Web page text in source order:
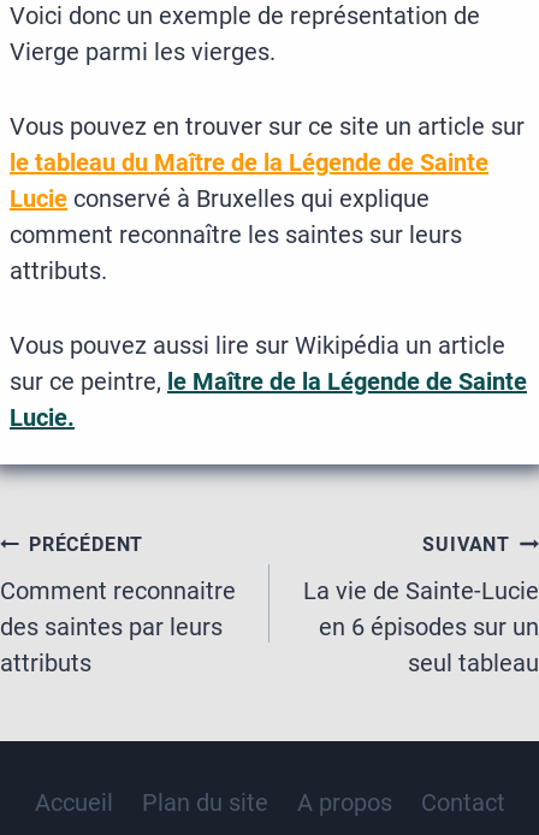
Voici donc un exemple de représentation de
Vierge parmi les vierges.
Vous pouvez en trouver sur ce site un article sur
le tableau du Maître de la Légende de Sainte
Lucie conservé à Bruxelles qui explique
comment reconnaître les saintes sur leurs
attributs.
Vous pouvez aussi lire sur Wikipédia un article
sur ce peintre, le Maître de la Légende de Sainte
Lucie.
Navigation
de
l’article
PRÉCÉDENT
Comment reconnaitre
des saintes par leurs
attributs
SUIVANT
La vie de Sainte-Lucie
en 6 épisodes sur un
seul tableau
Accueil Plan du site A propos Contact